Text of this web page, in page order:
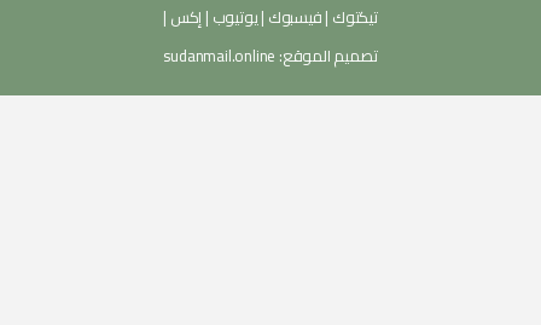
تيكتوك |فيسبوك |يوتيوب | إكس |
تصميم الموقع: sudanmail.online